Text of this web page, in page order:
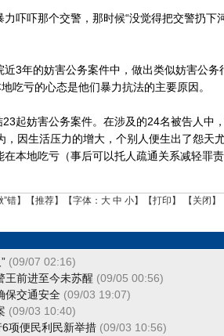
吓那个交警，那时候“没觉得把交警扔下
年的妨害公务案件中，做出类似妨害公务
吃亏的心态是他们暴力抗法的主要原因。
妨害公务案件。在涉及的24名被告人中
，因生活压力的增大，个别人便生出了怨天
本地吃亏（事后可以托人疏通关系减轻罪
”错】【推荐】【字体： 大 中 小】【打印 】 【 关闭 】
(09/07 02:16)
王前进至今未苏醒 (09/05 00:56)
保交通安全 (09/03 19:07)
(09/03 10:40)
6项便民利民新举措 (09/03 10:56)